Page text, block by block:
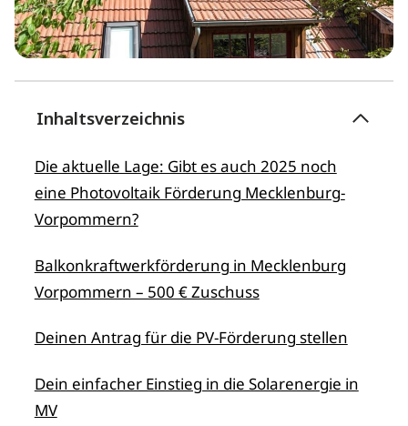
Inhaltsverzeichnis
Die aktuelle Lage: Gibt es auch 2025 noch
eine Photovoltaik Förderung Mecklenburg-
Vorpommern?
Balkonkraftwerkförderung in Mecklenburg
Vorpommern – 500 € Zuschuss
Deinen Antrag für die PV-Förderung stellen
Dein einfacher Einstieg in die Solarenergie in
MV